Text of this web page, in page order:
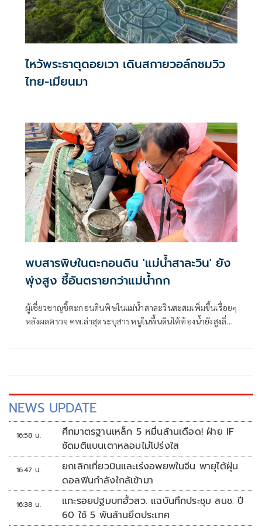
ไหว้พระธาตุดอยเวา เดินสกายวอล์กชมวิว
ไทย-เมียนมา
พบสารพิษในตะกอนดิน 'แม่น้ำสาละวิน' ยัง
พุ่งสูง ชี้อันตรายกว่าแม่น้ำกก
ผู้เชี่ยวชาญชี้ตะกอนดินพิษในแม่น้ำสาละวินสะสมเพิ่มขึ้นเรื่อยๆ
หลังผลตรวจ คพ.ล่าสุดระบุสารหนูในพื้นดินใต้ท้องน้ำยังสูงลิ่ว-
NEWS UPDATE
16:58 น.
ศึกมาตรฐานเหล็ก 5 หมื่นล้านเดือด! ฝ่าย IF
ซัดมติแบนเตาหลอมไม่โปร่งใส
16:47 น.
ยกเลิกเที่ยวบินและเร่งอพยพในจีน พายุไต้ฝุ่น
ดอลฟินกำลังใกล้เข้ามา
16:38 น.
แกะรอยปฐมบทฮั้วสว. แฉบันทึกประชุม สนช. ปี
60 ใช้ 5 พันล้านยึดประเทศ